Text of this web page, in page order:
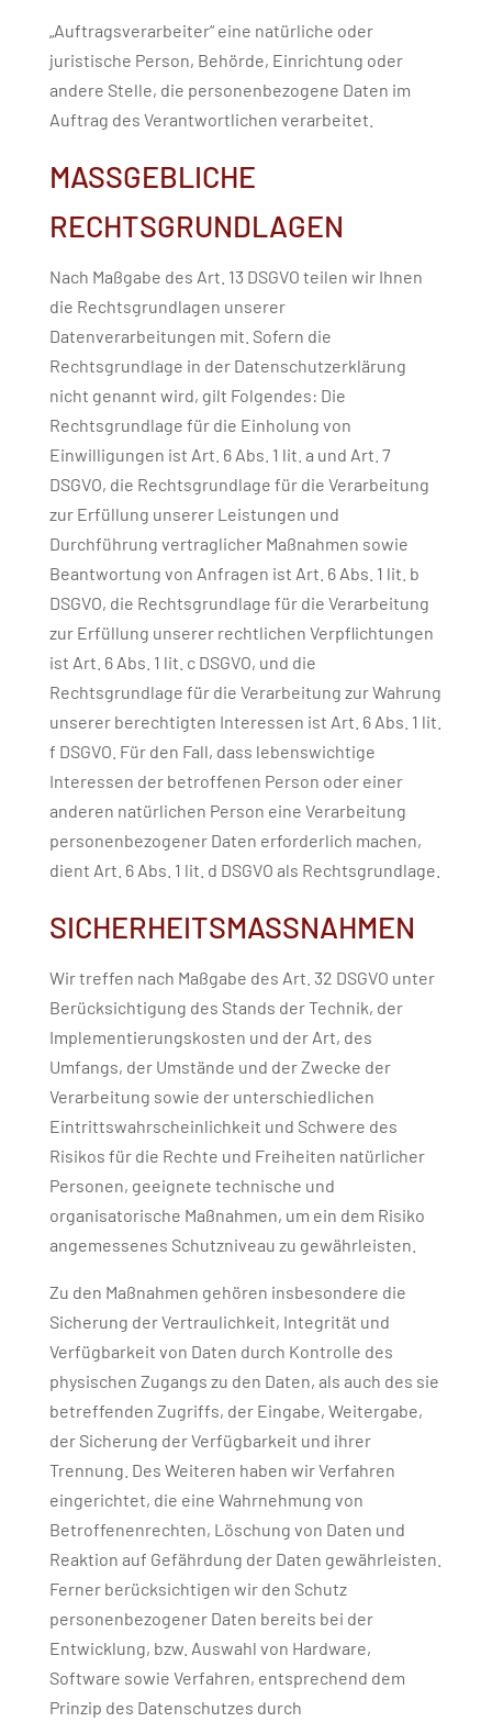
„Auftragsverarbeiter“ eine natürliche oder
juristische Person, Behörde, Einrichtung oder
andere Stelle, die personenbezogene Daten im
Auftrag des Verantwortlichen verarbeitet.
MASSGEBLICHE R
ECHTSGRUNDLAGEN
Nach Maßgabe des Art. 13 DSGVO teilen wir Ihnen
die Rechtsgrundlagen unserer
Datenverarbeitungen mit. Sofern die
Rechtsgrundlage in der Datenschutzerklärung
nicht genannt wird, gilt Folgendes: Die
Rechtsgrundlage für die Einholung von
Einwilligungen ist Art. 6 Abs. 1 lit. a und Art. 7
DSGVO, die Rechtsgrundlage für die Verarbeitung
zur Erfüllung unserer Leistungen und
Durchführung vertraglicher Maßnahmen sowie
Beantwortung von Anfragen ist Art. 6 Abs. 1 lit. b
DSGVO, die Rechtsgrundlage für die Verarbeitung
zur Erfüllung unserer rechtlichen Verpflichtungen
ist Art. 6 Abs. 1 lit. c DSGVO, und die
Rechtsgrundlage für die Verarbeitung zur Wahrung
unserer berechtigten Interessen ist Art. 6 Abs. 1 lit.
f DSGVO. Für den Fall, dass lebenswichtige
Interessen der betroffenen Person oder einer
anderen natürlichen Person eine Verarbeitung
personenbezogener Daten erforderlich machen,
dient Art. 6 Abs. 1 lit. d DSGVO als Rechtsgrundlage.
SICHERHEITSMASSNAHMEN
Wir treffen nach Maßgabe des Art. 32 DSGVO unter
Berücksichtigung des Stands der Technik, der
Implementierungskosten und der Art, des
Umfangs, der Umstände und der Zwecke der
Verarbeitung sowie der unterschiedlichen
Eintrittswahrscheinlichkeit und Schwere des
Risikos für die Rechte und Freiheiten natürlicher
Personen, geeignete technische und
organisatorische Maßnahmen, um ein dem Risiko
angemessenes Schutzniveau zu gewährleisten.
Zu den Maßnahmen gehören insbesondere die
Sicherung der Vertraulichkeit, Integrität und
Verfügbarkeit von Daten durch Kontrolle des
physischen Zugangs zu den Daten, als auch des sie
betreffenden Zugriffs, der Eingabe, Weitergabe,
der Sicherung der Verfügbarkeit und ihrer
Trennung. Des Weiteren haben wir Verfahren
eingerichtet, die eine Wahrnehmung von
Betroffenenrechten, Löschung von Daten und
Reaktion auf Gefährdung der Daten gewährleisten.
Ferner berücksichtigen wir den Schutz
personenbezogener Daten bereits bei der
Entwicklung, bzw. Auswahl von Hardware,
Software sowie Verfahren, entsprechend dem
Prinzip des Datenschutzes durch